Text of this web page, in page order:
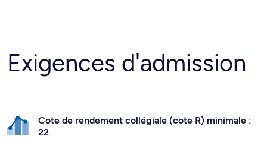
Exigences d'admission
Cote de rendement collégiale (cote R) minimale :
22